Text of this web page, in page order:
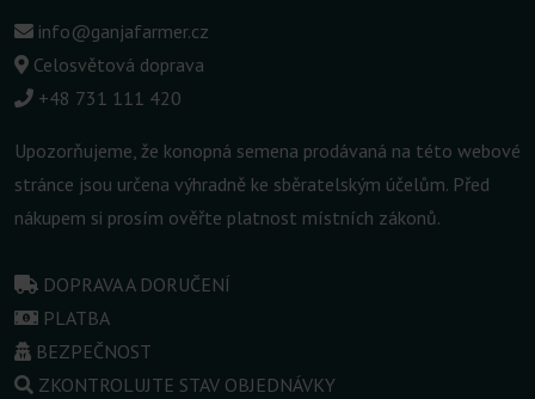
info@ganjafarmer.cz
Celosvětová doprava
+48 731 111 420
Upozorňujeme, že konopná semena prodávaná na této webové
stránce jsou určena výhradně ke sběratelským účelům. Před
nákupem si prosím ověřte platnost místních zákonů.
DOPRAVA A DORUČENÍ
PLATBA
BEZPEČNOST
ZKONTROLUJTE STAV OBJEDNÁVKY